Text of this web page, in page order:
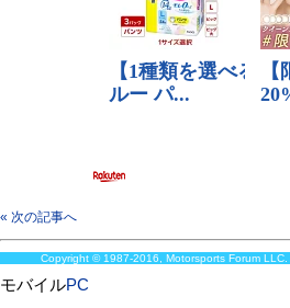
« 次の記事へ
Copyright © 1987-2016, Motorsports Forum LLC.
モバイルPC